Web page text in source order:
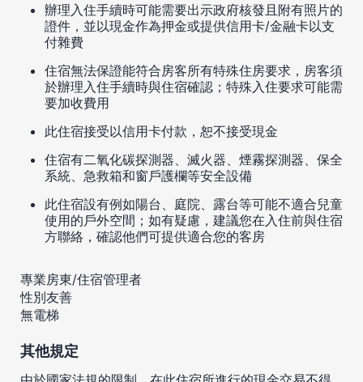
辦理入住手續時可能需要出示政府核發且附有照片的
證件，並以現金作為押金或提供信用卡/金融卡以支
付雜費
住宿無法保證能符合房客所有特殊住房要求，房客須
於辦理入住手續時與住宿確認；特殊入住要求可能需
要加收費用
此住宿接受以信用卡付款，恕不接受現金
住宿有二氧化碳探測器、滅火器、煙霧探測器、保全
系統、急救箱和窗戶護欄等安全設備
此住宿設有例如陽台、庭院、露台等可能不適合兒童
使用的戶外空間；如有疑慮，建議您在入住前與住宿
方聯絡，確認他們可提供適合您的客房
專業房東/住宿管理者
性別友善
無電梯
其他規定